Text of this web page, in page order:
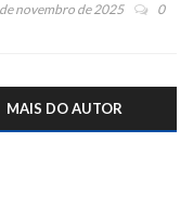
novembro de 2025 0
MAIS DO AUTOR